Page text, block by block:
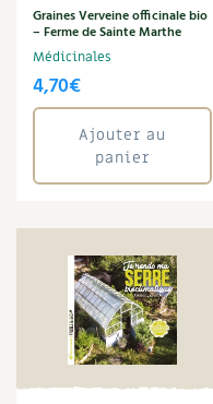
Graines Verveine officinale bio
– Ferme de Sainte Marthe
Médicinales
4,70€
Ajouter au
panier